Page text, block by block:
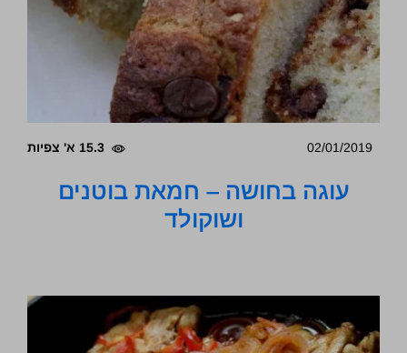
02/01/2019 15.3 א' צפיות
עוגה בחושה – חמאת בוטנים
ושוקולד